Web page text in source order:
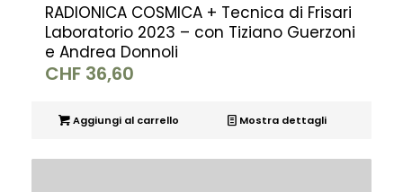
RADIONICA COSMICA + Tecnica di Frisari
Laboratorio 2023 – con Tiziano Guerzoni
e Andrea Donnoli
CHF36,60
Aggiungi al carrello Mostra dettagli